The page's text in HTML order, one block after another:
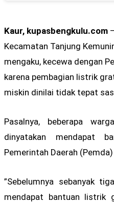
Kaur, kupasbengkulu.com
Kecamatan Tanjung
mengaku, kecewa dengan
karena pembagian listrik
miskin dinilai tidak tepat
Pasalnya, beberapa
dinyatakan mendapat
Pemerintah Daerah
”Sebelumnya sebanyak
mendapat bantuan listrik